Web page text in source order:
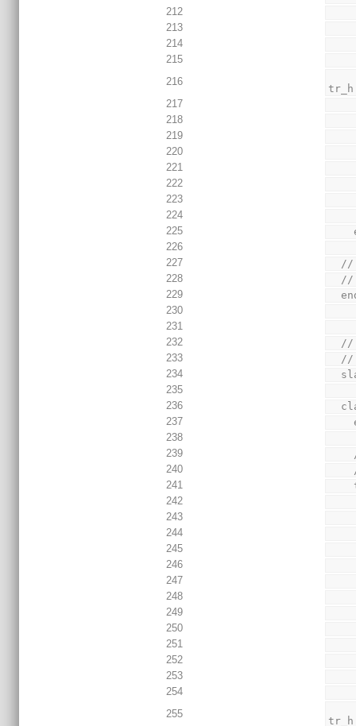
212
213
214
215
216
217
218
219
220
221
222
223
224
225
226
227
228
  //
229
230
231
232
233
  //
234
235
236
237
238
239
240
241
242
243
244
245
246
247
248
249
250
251
252
253
254
255